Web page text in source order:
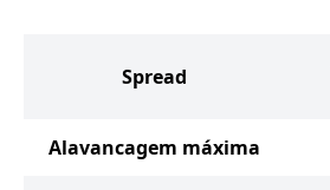
Spread
Alavancagem máxima